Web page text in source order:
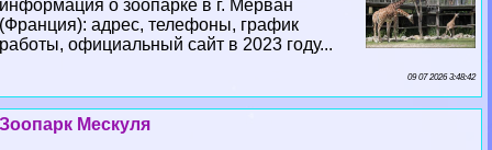
информация о зоопарке в г. Мерван
(Франция): адрес, телефоны, график
работы, официальный сайт в 2023 году...
09 07 2026 3:48:42
Зоопарк Мескуля